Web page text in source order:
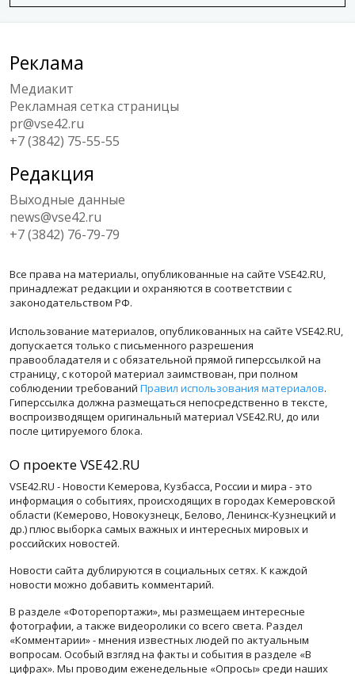
Реклама
Медиакит
Рекламная сетка страницы
pr@vse42.ru
+7 (3842) 75-55-55
Редакция
Выходные данные
news@vse42.ru
+7 (3842) 76-79-79
Все права на материалы, опубликованные на сайте VSE42.RU,
принадлежат редакции и охраняются в соответствии с
законодательством РФ.
Использование материалов, опубликованных на сайте VSE42.RU,
допускается только с письменного разрешения
правообладателя и с обязательной прямой гиперссылкой на
страницу, с которой материал заимствован, при полном
соблюдении требований Правил использования материалов.
Гиперссылка должна размещаться непосредственно в тексте,
воспроизводящем оригинальный материал VSE42.RU, до или
после цитируемого блока.
О проекте VSE42.RU
VSE42.RU - Новости Кемерова, Кузбасса, России и мира - это
информация о событиях, происходящих в городах Кемеровской
области (Кемерово, Новокузнецк, Белово, Ленинск-Кузнецкий и
др.) плюс выборка самых важных и интересных мировых и
российских новостей.
Новости сайта дублируются в социальных сетях. К каждой
новости можно добавить комментарий.
В разделе «Фоторепортажи», мы размещаем интересные
фотографии, а также видеоролики со всего света. Раздел
«Комментарии» - мнения известных людей по актуальным
вопросам. Особый взгляд на факты и события в разделе «В
цифрах». Мы проводим еженедельные «Опросы» среди наших